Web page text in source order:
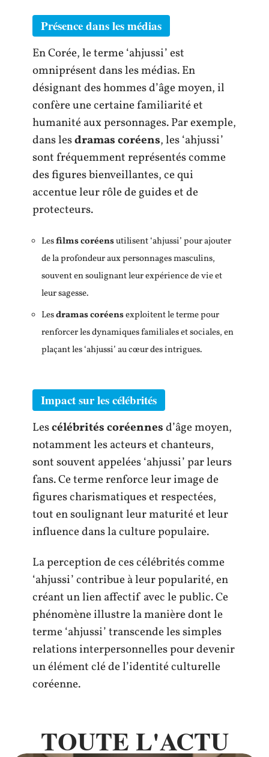
Présence dans les médias
En Corée, le terme ‘ahjussi’ est
omniprésent dans les médias. En
désignant des hommes d’âge moyen, il
confère une certaine familiarité et
humanité aux personnages. Par exemple,
dans lesdramas coréens, les ‘ahjussi’
sont fréquemment représentés comme
des figures bienveillantes, ce qui
accentue leur rôle de guides et de
protecteurs.
Lesfilms coréensutilisent ‘ahjussi’ pour ajouter
de la profondeur aux personnages masculins,
souvent en soulignant leur expérience de vie et
leur sagesse.
Lesdramas coréensexploitent le terme pour
renforcer les dynamiques familiales et sociales, en
plaçant les ‘ahjussi’ au cœur des intrigues.
Impact sur les célébrités
Lescélébrités coréennesd’âge moyen,
notamment les acteurs et chanteurs,
sont souvent appelées ‘ahjussi’ par leurs
fans. Ce terme renforce leur image de
figures charismatiques et respectées,
tout en soulignant leur maturité et leur
influence dans la culture populaire.
La perception de ces célébrités comme
‘ahjussi’ contribue à leur popularité, en
créant un lien affectif avec le public. Ce
phénomène illustre la manière dont le
terme ‘ahjussi’ transcende les simples
relations interpersonnelles pour devenir
un élément clé de l’identité culturelle
coréenne.
TOUTE L'ACTU